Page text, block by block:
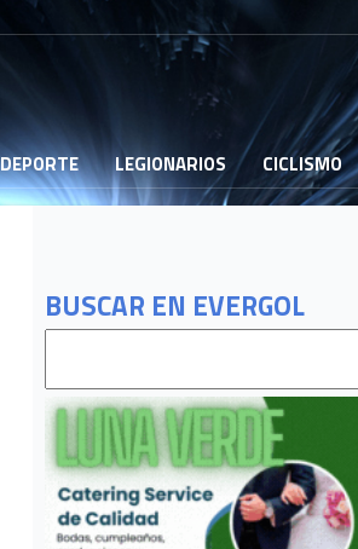
LEGIONARIOS CICLISMO
BUSCAR EN EVERGOL